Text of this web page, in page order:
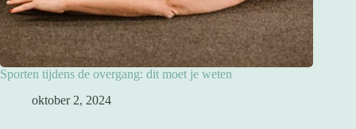
Sporten tijdens de overgang: dit moet je weten
oktober 2, 2024